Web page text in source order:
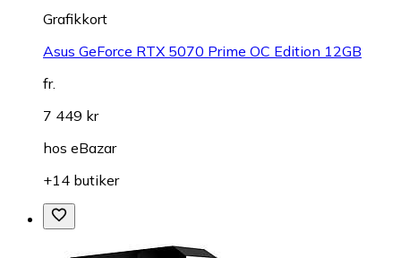
Grafikkort
Asus GeForce RTX 5070 Prime OC Edition 12GB
fr.
7 449 kr
hos eBazar
+14 butiker